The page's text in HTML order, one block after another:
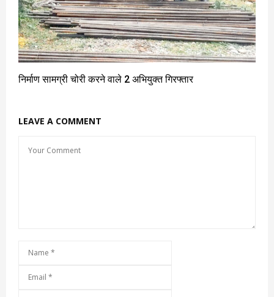
निर्माण सामग्री चोरी करने वाले 2 अभियुक्त गिरफ्तार
LEAVE A COMMENT